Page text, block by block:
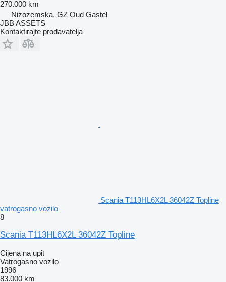
270.000 km
Nizozemska, GZ Oud Gastel
JBB ASSETS
Kontaktirajte prodavatelja
Scania T113HL6X2L 36042Z Topline
vatrogasno vozilo
8
Scania T113HL6X2L 36042Z Topline
Cijena na upit
Vatrogasno vozilo
1996
83.000 km